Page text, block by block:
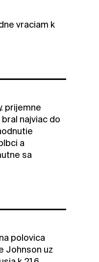
vraciam k
prijemne
najviac do
a
sa
polovica
Johnson uz